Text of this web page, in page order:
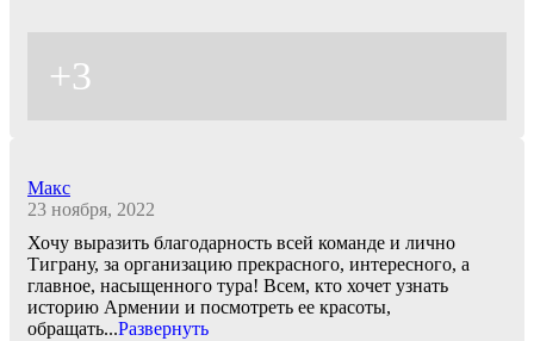
+3
Макс
23 ноября, 2022
Хочу выразить благодарность всей команде и лично
Тиграну, за организацию прекрасного, интересного, а
главное, насыщенного тура! Всем, кто хочет узнать
историю Армении и посмотреть ее красоты,
обращать...Развернуть